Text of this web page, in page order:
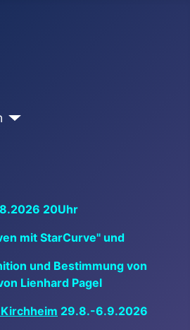
20Uhr
mit StarCurve" und
und Bestimmung von
Lienhard Pagel
29.8.-6.9.2026